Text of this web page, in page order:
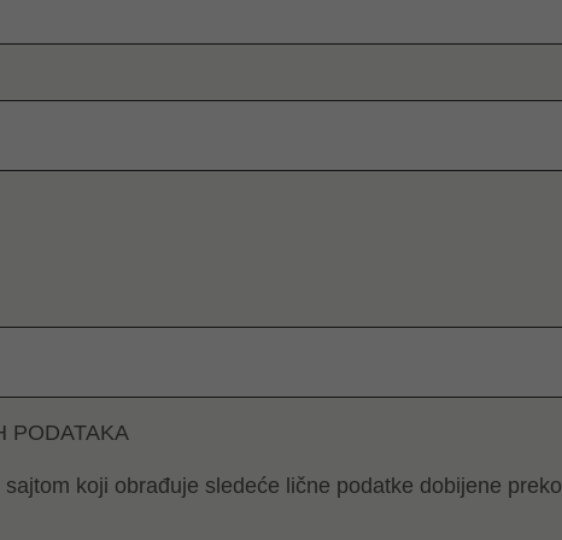
PODATAKA
sajtom koji obrađuje sledeće lične podatke dobijene